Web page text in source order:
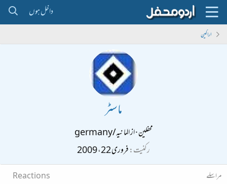
داخل ہوں
اراکین
ماسٹر
محفلین·ازالما نیہ/germany
رکنیت فروری 22، 2009
مراسلے Reactions